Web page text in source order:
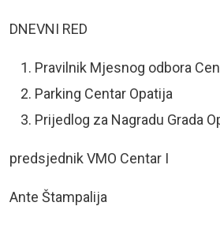
DNEVNI RED
Pravilnik Mjesnog odbora
Parking Centar Opatija
Prijedlog za Nagradu Grada
predsjednik VMO Centar I
Ante Štampalija